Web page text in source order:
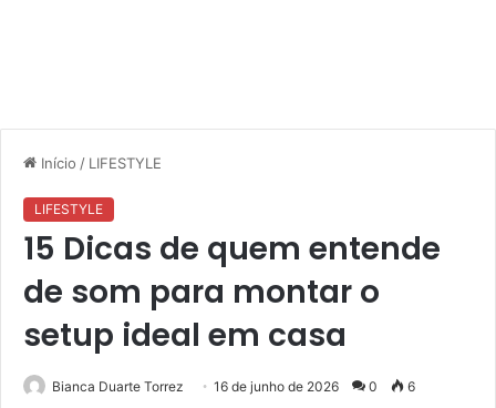
Início / LIFESTYLE
LIFESTYLE
15 Dicas de quem entende
de som para montar o
setup ideal em casa
Bianca Duarte Torrez 16 de junho de 2026 0 6